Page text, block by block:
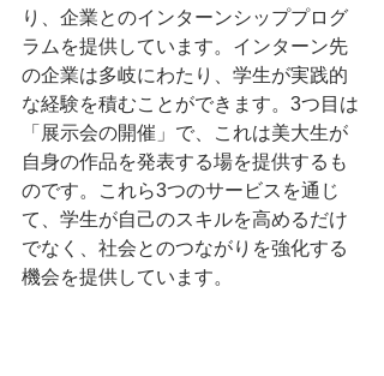
り、企業とのインターンシッププログ
ラムを提供しています。インターン先
の企業は多岐にわたり、学生が実践的
な経験を積むことができます。3つ目は
「展示会の開催」で、これは美大生が
自身の作品を発表する場を提供するも
のです。これら3つのサービスを通じ
て、学生が自己のスキルを高めるだけ
でなく、社会とのつながりを強化する
機会を提供しています。